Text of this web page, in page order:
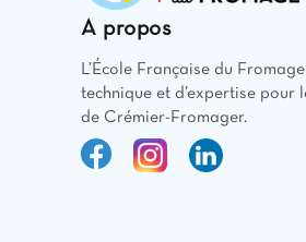
A propos
L’École Française du
technique et d’expertise pour
de Crémier-Fromager.